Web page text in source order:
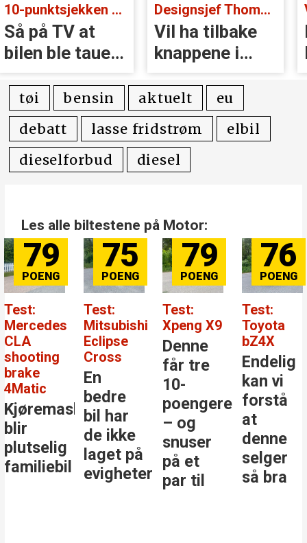
10-punktsjekken med standup-komiker Ørjan Burøe:
Så på TV at
bilen ble tauet
inn
Designsjef Thomas Ingenlath:
Vil ha tilbake
knappene i
Volvoer
tøi bensin aktuelt
eu
debatt
lasse fridstrøm
elbil
dieselforbud
diesel
Les alle biltestene på Motor:
79
Test:
Mercedes
CLA
shooting
brake
4Matic
Kjøremaskinen
blir
plutselig
familiebil
75
Test:
Mitsubishi
Eclipse
Cross
En
bedre
bil har
de ikke
laget på
evigheter
79
Test:
Xpeng X9
Denne
får tre
10-
poengere
– og
snuser
på et
par til
76
Test:
Toyota
bZ4X
Endelig
kan vi
forstå
at
denne
selger
så bra